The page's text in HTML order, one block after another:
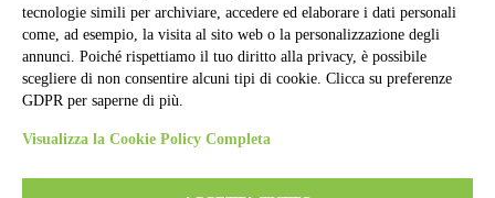
Pagina visualizzata1638 volte
Sezione Copyright
Parma S.p.A. | Divisione Publishing & New Social Media
tecnologie simili per archiviare, accedere ed elaborare i dati personali
come, ad esempio, la visita al sito web o la personalizzazione degli
annunci. Poiché rispettiamo il tuo diritto alla privacy, è possibile
scegliere di non consentire alcuni tipi di cookie. Clicca su preferenze
GDPR per saperne di più.
Visualizza la Cookie Policy Completa